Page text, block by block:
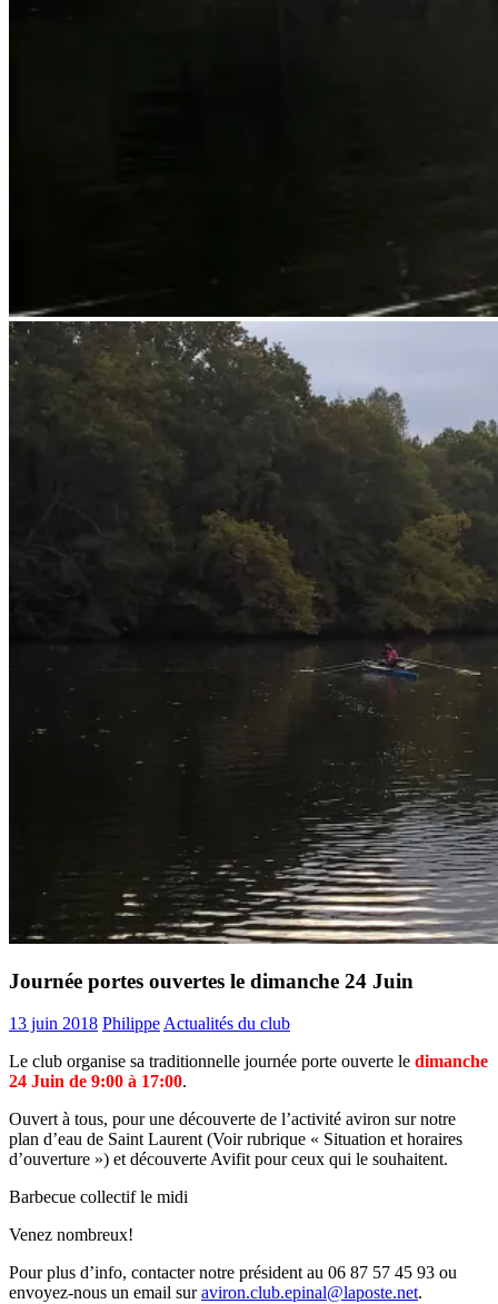
Journée portes ouvertes le dimanche 24 Juin
13 juin 2018 PhilippeActualités du club
Le club organise sa traditionnelle journée porte ouverte le dimanche
24 Juin de 9:00 à 17:00.
Ouvert à tous, pour une découverte de l’activité aviron sur notre
plan d’eau de Saint Laurent (Voir rubrique « Situation et horaires
d’ouverture ») et découverte Avifit pour ceux qui le souhaitent.
Barbecue collectif le midi
Venez nombreux!
Pour plus d’info, contacter notre président au 06 87 57 45 93 ou
envoyez-nous un email suraviron.club.epinal@laposte.net.